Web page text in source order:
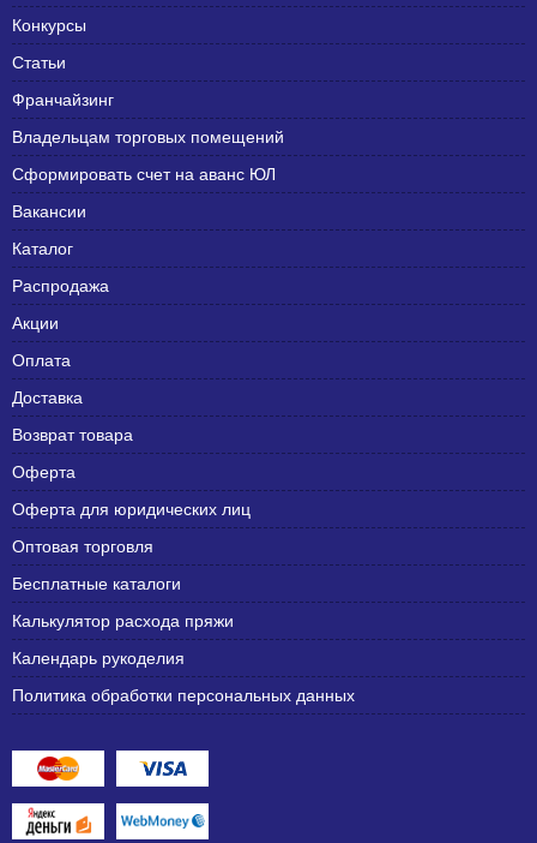
Конкурсы
Статьи
Франчайзинг
Владельцам торговых помещений
Сформировать счет на аванс ЮЛ
Вакансии
Каталог
Распродажа
Акции
Оплата
Доставка
Возврат товара
Оферта
Оферта для юридических лиц
Оптовая торговля
Бесплатные каталоги
Калькулятор расхода пряжи
Календарь рукоделия
Политика обработки персональных данных